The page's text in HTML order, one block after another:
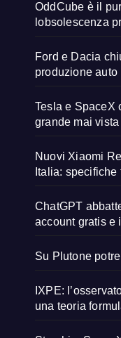
OddCube è il
lobsolescenza
Ford e Dacia
produzione auto
Tesla e SpaceX
grande mai vista
Nuovi Xiaomi
Italia:
ChatGPT
account gratis e
Su Plutone
IXPE:
una teoria